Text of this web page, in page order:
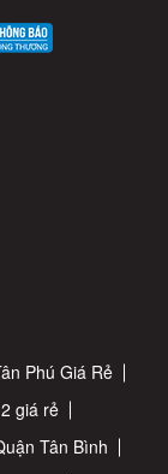
Phú Giá Rẻ
giá rẻ
Tân Bình